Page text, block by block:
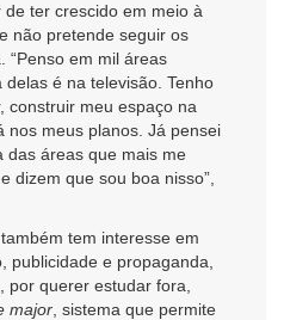
ter crescido em meio à
não pretende seguir os
“Penso em mil áreas
é na televisão. Tenho
construir meu espaço na
nos meus planos. Já pensei
das áreas que mais me
dizem que sou boa nisso”,
tem interesse em
publicidade e propaganda,
por querer estudar fora,
major , sistema que permite